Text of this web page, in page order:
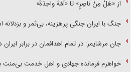
از «هَلْ مِنْ ناصِرٍ» تا «اُمَّةً واحِدَةً»
جنگ با ایران جنگی پرهزینه، بی‌ثمر و
جان مرشایمر: در تمام اهدافمان در برابر
خواهرم فرمانده جهادی و اهل خدمت بی‌منت